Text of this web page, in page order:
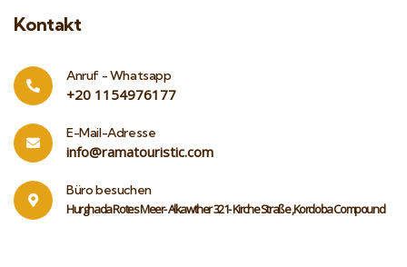
Kontakt
Anruf - Whatsapp
‎+20 1154976177
E-Mail-Adresse
info@ramatouristic.com
Büro besuchen
Hurghada Rotes Meer- Alkawther 321- Kirche Straße ,Kordoba Compound